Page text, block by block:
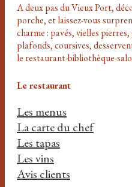
A deux pas du Vieux Port,
porche, et laissez-vous
charme : pavés, vielles
plafonds, coursives,
le restaurant-bibliothèque-
Le restaurant
Les menus
La carte du chef
Les tapas
Les vins
Avis clients